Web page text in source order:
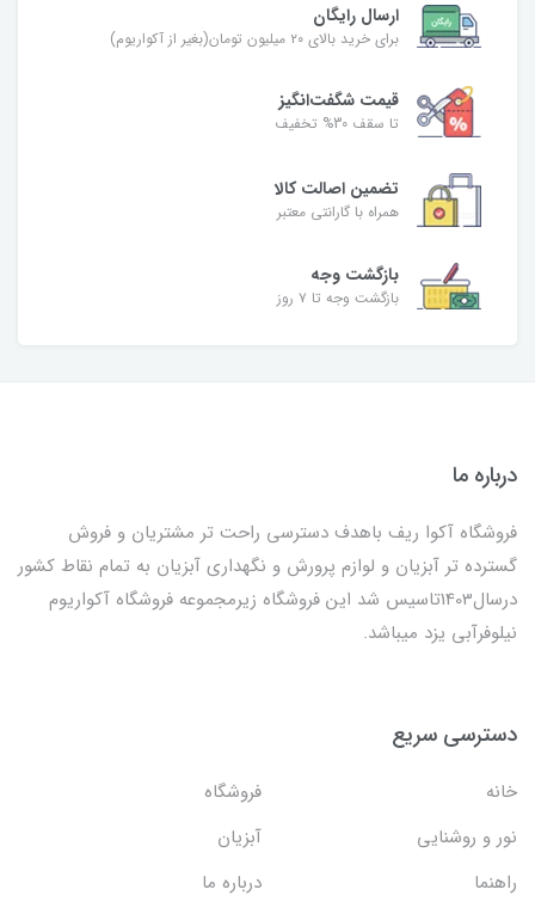
ارسال رایگان
برای خرید بالای ۲۰ میلیون تومان(بغیر از آکواریوم)
قیمت شگفت‌انگیز
تا سقف 30% تخفیف
تضمین اصالت کالا
همراه با گارانتی معتبر
بازگشت وجه
بازگشت وجه تا ۷ روز
درباره ما
فروشگاه آکوا ریف باهدف دسترسی راحت تر مشتریان و فروش
گسترده تر آبزیان و لوازم پرورش و نگهداری آبزیان به تمام نقاط کشور
درسال1403تاسیس شد این فروشگاه زیرمجموعه فروشگاه آکواریوم
نیلوفرآبی یزد میباشد.
دسترسی سریع
خانه
فروشگاه
نور و روشنایی
آبزیان
راهنما
درباره ما